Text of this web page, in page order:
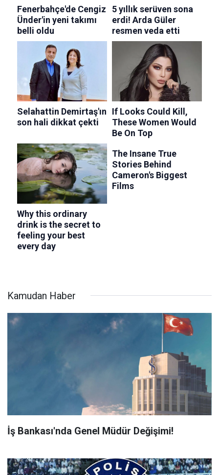
Kamudan Haber
İş Bankası'nda Genel Müdür Değişimi!